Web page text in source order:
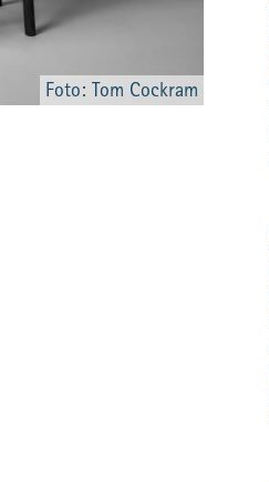
Foto: Tom Cockram